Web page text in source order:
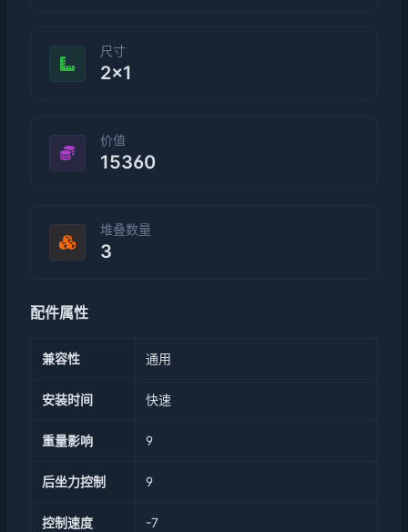
尺寸
2×1
价值
15360
堆叠数量
3
配件属性
兼容性 通用
安装时间 快速
重量影响 9
后坐力控制 9
控制速度 -7